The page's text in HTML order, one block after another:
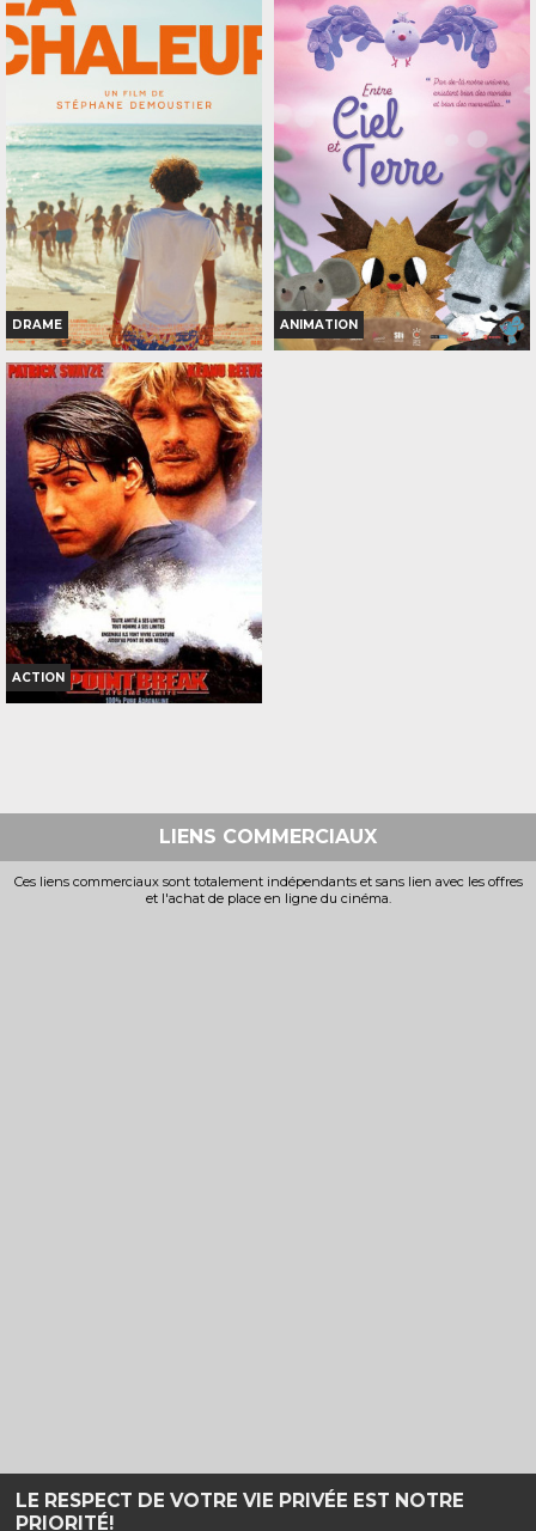
LE RESPECT DE VOTRE VIE PRIVÉE EST NOTRE
PRIORITÉ!
Bande-annonce
Réservation
TOUT PUBLIC
VOST
Horaires et Infos
Bande-annonce
Réservation
TOUT PUBLIC
VF
71
DRAME
LA CHALEUR
Horaires et Infos
Bande-annonce
Réservation
TOUT PUBLIC
ANIMATION
ACTION
Bande-annonce
Réservation
LIENS COMMERCIAUX
Ces liens commerciaux sont totalement indépendants et sans lien avec les offres
et l'achat de place en ligne du cinéma.